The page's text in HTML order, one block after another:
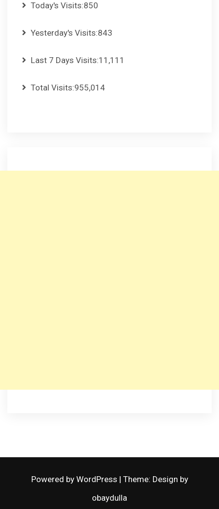
Today's Visits:850
Yesterday's Visits:843
Last 7 Days Visits:11,111
Total Visits:955,014
Powered by WordPress | Theme: Design by
obaydulla